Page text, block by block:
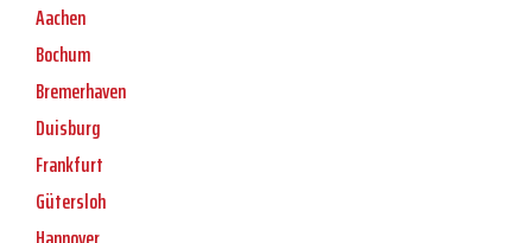
Aachen
Bochum
Bremerhaven
Duisburg
Frankfurt
Gütersloh